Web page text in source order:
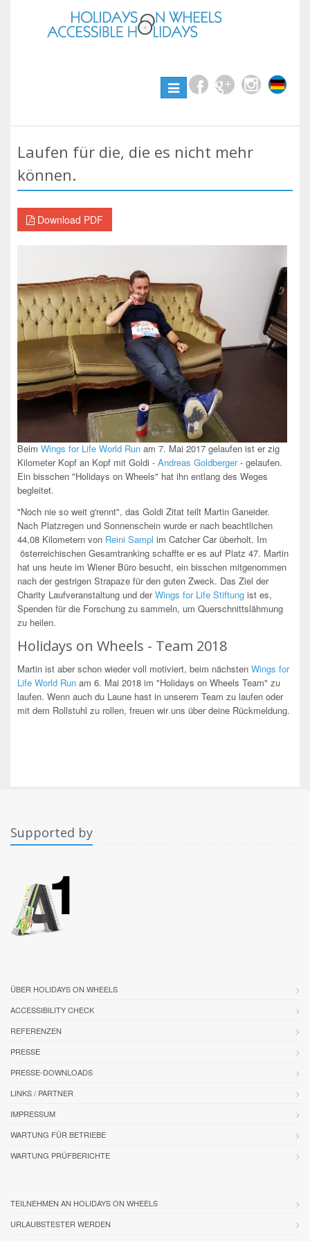
Toggle
navigation
Laufen für die, die es nicht mehr
können.
Download PDF
Beim Wings for Life World Run am 7. Mai 2017 gelaufen ist er zig
Kilometer Kopf an Kopf mit Goldi - Andreas Goldberger- gelaufen.
Ein bisschen "Holidays on Wheels" hat ihn entlang des Weges
begleitet.
"Noch nie so weit g'rennt", das Goldi Zitat teilt Martin Ganeider.
Nach Platzregen und Sonnenschein wurde er nach beachtlichen
44,08 Kilometern von Reini Sampl im Catcher Car überholt. Im
österreichischen Gesamtranking schaffte er es auf Platz 47. Martin
hat uns heute im Wiener Büro besucht, ein bisschen mitgenommen
nach der gestrigen Strapaze für den guten Zweck. Das Ziel der
Charity Laufveranstaltung und derWings for Life Stiftung ist es,
Spenden für die Forschung zu sammeln, um Querschnittslähmung
zu heilen.
Holidays on Wheels - Team 2018
Martin ist aber schon wieder voll motiviert, beim nächsten Wings for
Life World Run am 6. Mai 2018 im "Holidays on Wheels Team" zu
laufen. Wenn auch du Laune hast in unserem Team zu laufen oder
mit dem Rollstuhl zu rollen, freuen wir uns über deine Rückmeldung.
Supported by
ÜBER HOLIDAYS ON WHEELS
ACCESSIBILITY CHECK
REFERENZEN
PRESSE
PRESSE-DOWNLOADS
LINKS / PARTNER
IMPRESSUM
WARTUNG FÜR BETRIEBE
WARTUNG PRÜFBERICHTE
TEILNEHMEN AN HOLIDAYS ON WHEELS
URLAUBSTESTER WERDEN